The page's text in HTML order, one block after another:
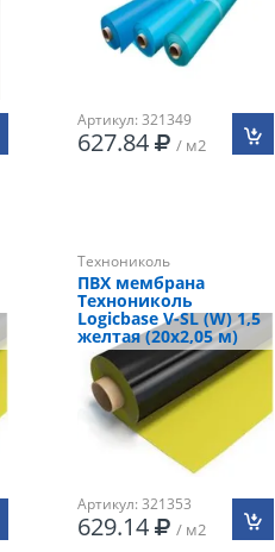
Артикул: 321349
627.84 / м2
Технониколь
ПВХ мембрана
Технониколь
Logicbase V-SL (W) 1,5
желтая (20х2,05 м)
Артикул: 321353
629.14 / м2